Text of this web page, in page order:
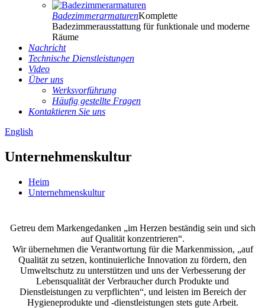
BadezimmerarmaturenKomplette
Badezimmerausstattung für funktionale und moderne
Räume
Nachricht
Technische Dienstleistungen
Video
Über uns
Werksvorführung
Häufig gestellte Fragen
Kontaktieren Sie uns
English
Unternehmenskultur
Heim
Unternehmenskultur
Getreu dem Markengedanken „im Herzen beständig sein und sich
auf Qualität konzentrieren“.
Wir übernehmen die Verantwortung für die Markenmission, „auf
Qualität zu setzen, kontinuierliche Innovation zu fördern, den
Umweltschutz zu unterstützen und uns der Verbesserung der
Lebensqualität der Verbraucher durch Produkte und
Dienstleistungen zu verpflichten“, und leisten im Bereich der
Hygieneprodukte und -dienstleistungen stets gute Arbeit.